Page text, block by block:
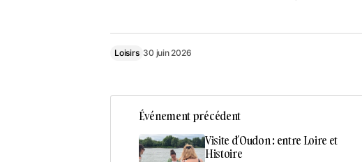
Loisirs 30 juin 2026
Événement précédent
Visite d’Oudon : entre Loire et
Histoire